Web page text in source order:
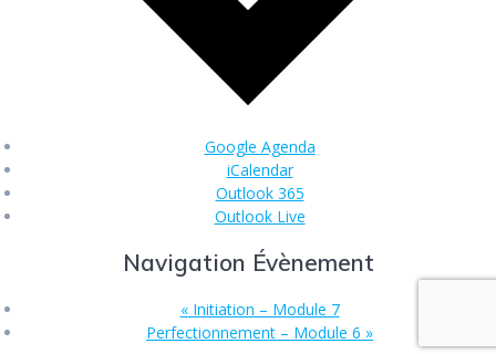
Google Agenda
iCalendar
Outlook 365
Outlook Live
Navigation Évènement
«Initiation – Module 7
Perfectionnement – Module 6 »